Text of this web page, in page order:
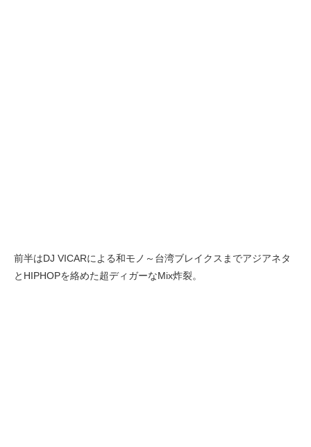
前半はDJ VICARによる和モノ～台湾ブレイクスまでアジアネタ
とHIPHOPを絡めた超ディガーなMix炸裂。